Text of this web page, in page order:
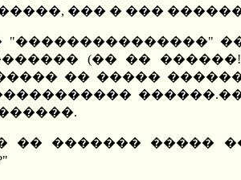
��� � ���
(�� ��
�� �����
�� ������� �����